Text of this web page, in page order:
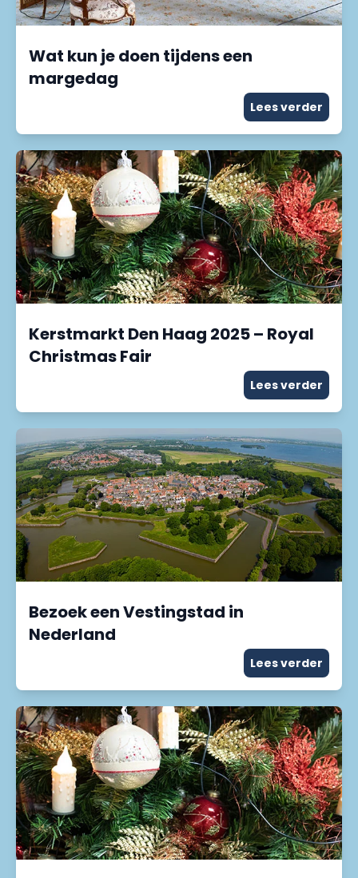
Wat kun je doen tijdens een
margedag
Lees verder
Kerstmarkt Den Haag 2025 – Royal
Christmas Fair
Lees verder
Bezoek een Vestingstad in
Nederland
Lees verder